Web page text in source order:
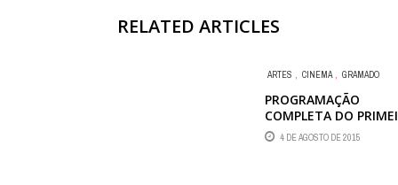
RELATED ARTICLES
ARTES , CINEMA , GRAMADO
PROGRAMAÇÃO
COMPLETA DO
FIM DE SEMANA DO 43º
FESTIVAL DE CINEMA
4 DE AGOSTO DE 2015